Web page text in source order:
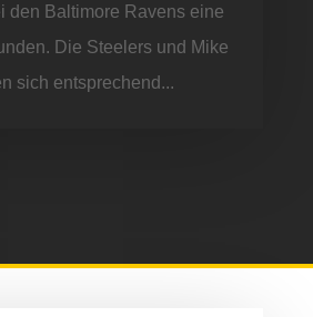
den Baltimore Ravens eine
Die Steelers und Mike
sich entsprechend...